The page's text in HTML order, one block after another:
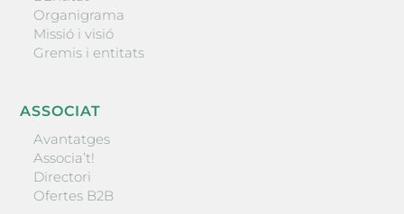
Organigrama
Missió i visió
Gremis i entitats
ASSOCIAT
Avantatges
Associa’t!
Directori
Ofertes B2B